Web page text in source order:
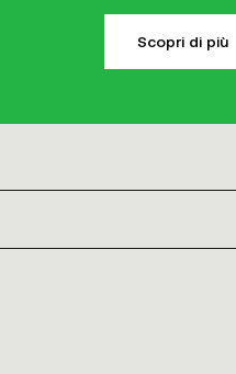
Scopri di più